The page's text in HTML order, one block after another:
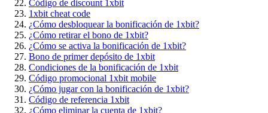
Código de discount 1xbit
1xbit cheat code
¿Cómo desbloquear la bonificación de 1xbit?
¿Cómo retirar el bono de 1xbit?
¿Cómo se activa la bonificación de 1xbit?
Bono de primer depósito de 1xbit
Condiciones de la bonificación de 1xbit
Código promocional 1xbit mobile
¿Cómo jugar con la bonificación de 1xbit?
Código de referencia 1xbit
¿Cómo eliminar la cuenta de 1xbit?